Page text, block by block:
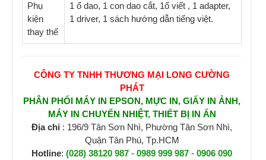
Phụ
kiện
thay thế
1 ổ dao, 1 con dao cắt, 1ổ viết , 1 adapter,
1 driver, 1 sách hướng dẫn tiếng việt.
CÔNG TY TNHH THƯƠNG MẠI LONG CƯỜNG
PHÁT
PHÂN PHỐI MÁY IN EPSON, MỰC IN, GIẤY IN ẢNH,
MÁY IN CHUYỂN NHIỆT, THIẾT BỊ IN ẤN
Địa chỉ : 196/9 Tân Sơn Nhì, Phường Tân Sơn Nhì,
Quận Tân Phú, Tp.HCM
Hotline: (028) 38120 987 - 0989 999 987 - 0906 090